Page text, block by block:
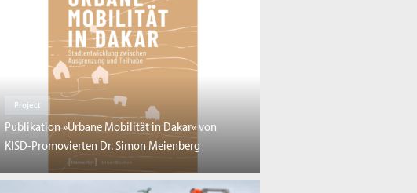
Project
Publikation »Urbane Mobilität in Dakar« von
KISD-Promovierten Dr. Simon Meienberg